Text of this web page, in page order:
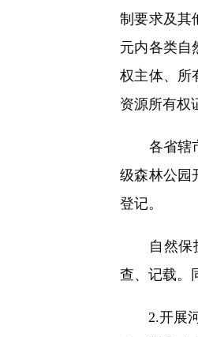
制要求及其
元内各类自
权主体、所
资源所有权
各省辖市
级森林公园
登记。
自然保护
查、记载。
2.开展河